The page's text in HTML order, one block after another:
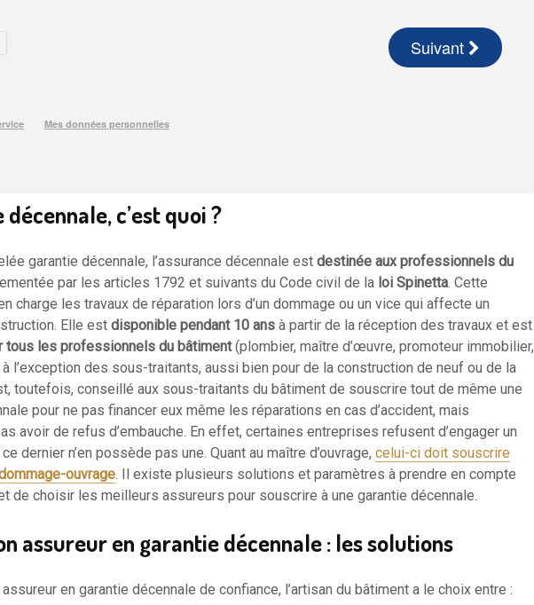
c’est quoi ?
garantie décennale, l’assurance décennale est destinée aux professionnels du
par les articles 1792 et suivants du Code civil de la loi Spinetta. Cette
charge les travaux de réparation lors d’un dommage ou un vice qui affecte un
Elle est disponible pendant 10 ans à partir de la réception des travaux et est
tous les professionnels du bâtiment(plombier, maître d’œuvre, promoteur immobilier,
l’exception des sous-traitants, aussi bien pour de la construction de neuf ou de la
toutefois, conseillé aux sous-traitants du bâtiment de souscrire tout de même une
pour ne pas financer eux même les réparations en cas d’accident, mais
avoir de refus d’embauche. En effet, certaines entreprises refusent d’engager un
dernier n’en possède pas une. Quant au maître d’ouvrage, celui-ci doit souscrire
ouvrage. Il existe plusieurs solutions et paramètres à prendre en compte
de choisir les meilleurs assureurs pour souscrire à une garantie décennale.
assureur en garantie décennale : les solutions
en garantie décennale de confiance, l’artisan du bâtiment a le choix entre :